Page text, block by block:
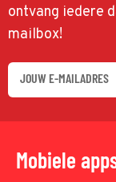
ontvang iedere
mailbox!
Mobiele